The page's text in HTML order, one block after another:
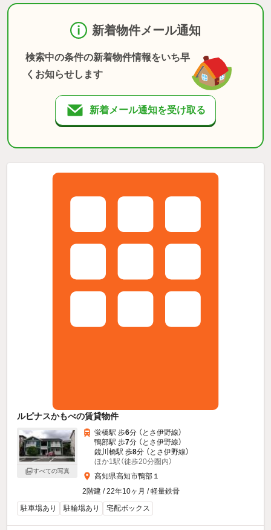
新着物件メール通知
検索中の条件の新着物件情報をいち早
くお知らせします
新着メール通知を受け取る
ルピナスかもべの賃貸物件
すべての写真
蛍橋駅 歩6分 （とさ伊野線）
鴨部駅 歩7分 （とさ伊野線）
鏡川橋駅 歩8分 （とさ伊野線）
ほか1駅（徒歩20分圏内）
高知県高知市鴨部１
2階建 / 22年10ヶ月 / 軽量鉄骨
駐車場あり
駐輪場あり 宅配ボックス